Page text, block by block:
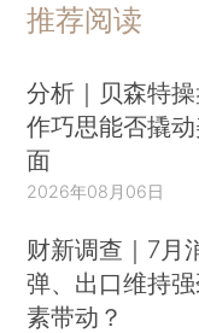
推荐阅读
分析｜贝森特
作巧思能否撬
面
2026年08月06日
财新调查｜7月
弹、出口维持
素带动？